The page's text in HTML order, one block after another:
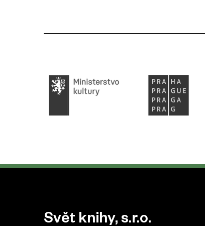
Svět knihy, s.r.o.